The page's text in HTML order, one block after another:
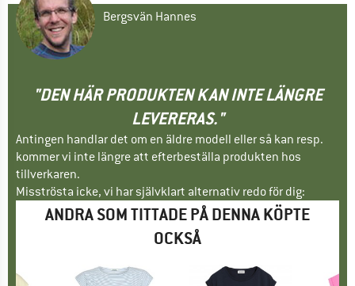
Bergsvän Hannes
"DEN HÄR PRODUKTEN KAN INTE LÄNGRE
LEVERERAS."
Antingen handlar det om en äldre modell eller så kan resp.
kommer vi inte längre att efterbeställa produkten hos
tillverkaren.
Misströsta icke, vi har självklart alternativ redo för dig:
ANDRA SOM TITTADE PÅ DENNA KÖPTE
OCKSÅ